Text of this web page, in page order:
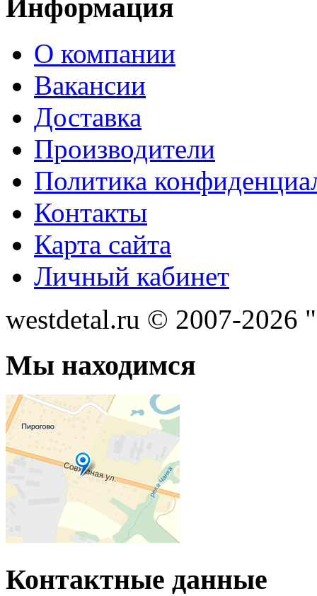
Информация
О компании
Вакансии
Доставка
Производители
Политика
Контакты
Карта сайта
Личный кабинет
westdetal.ru © 2007-2026
Мы находимся
Контактные данные